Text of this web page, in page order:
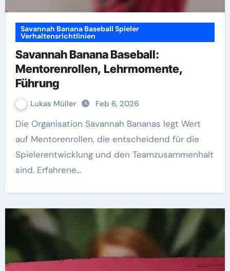
Savannah Banana Baseball Spieler
Verhaltensrichtlinien
Savannah Banana Baseball:
Mentorenrollen, Lehrmomente,
Führung
Lukas Müller Feb 6, 2026
Die Organisation Savannah Bananas legt Wert
auf Mentorenrollen, die entscheidend für die
Spielerentwicklung und den Teamzusammenhalt
sind. Erfahrene…